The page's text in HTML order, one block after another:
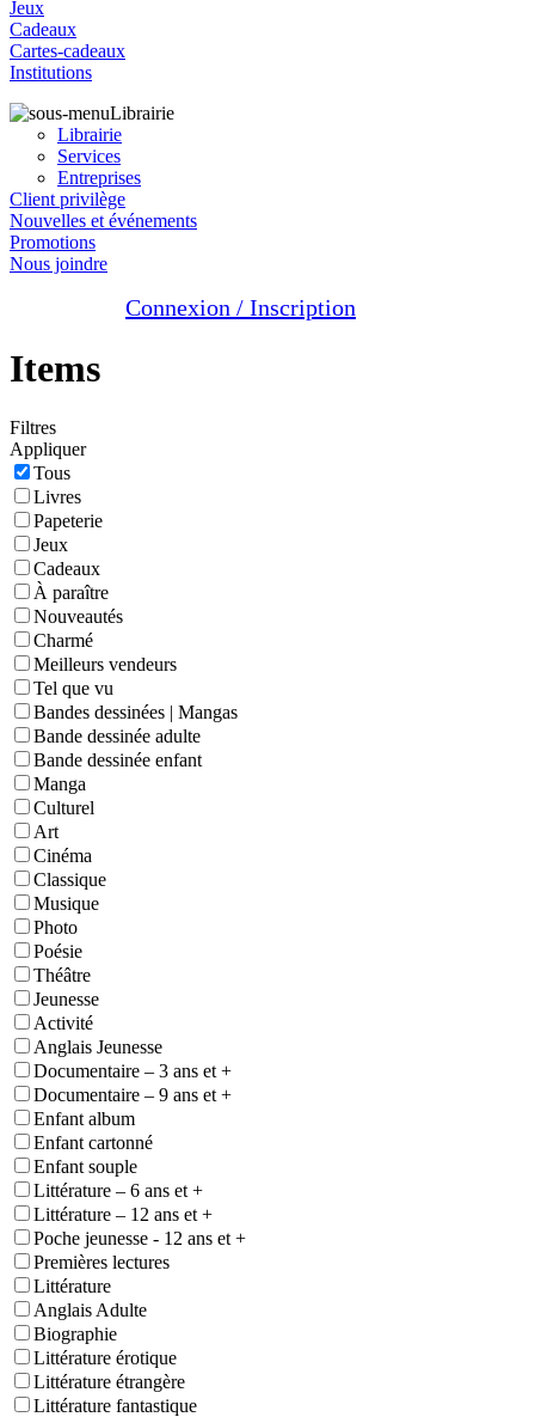
Jeux
Cadeaux
Cartes-cadeaux
Institutions
Librairie
Librairie
Services
Entreprises
Client privilège
Nouvelles et événements
Promotions
Nous joindre
Connexion / Inscription
Items
Filtres
Appliquer
Tous
Livres
Papeterie
Jeux
Cadeaux
À paraître
Nouveautés
Charmé
Meilleurs vendeurs
Tel que vu
Bandes dessinées | Mangas
Bande dessinée adulte
Bande dessinée enfant
Manga
Culturel
Art
Cinéma
Classique
Musique
Photo
Poésie
Théâtre
Jeunesse
Activité
Anglais Jeunesse
Documentaire – 3 ans et +
Documentaire – 9 ans et +
Enfant album
Enfant cartonné
Enfant souple
Littérature – 6 ans et +
Littérature – 12 ans et +
Poche jeunesse - 12 ans et +
Premières lectures
Littérature
Anglais Adulte
Biographie
Littérature érotique
Littérature étrangère
Littérature fantastique